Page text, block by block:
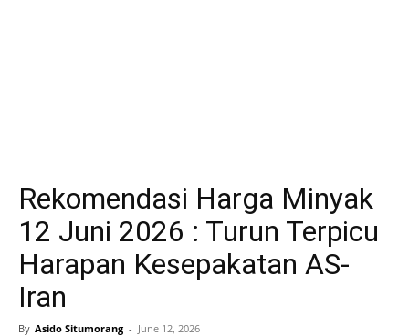
Rekomendasi Harga Minyak
12 Juni 2026 : Turun Terpicu
Harapan Kesepakatan AS-
Iran
By Asido Situmorang - June 12, 2026